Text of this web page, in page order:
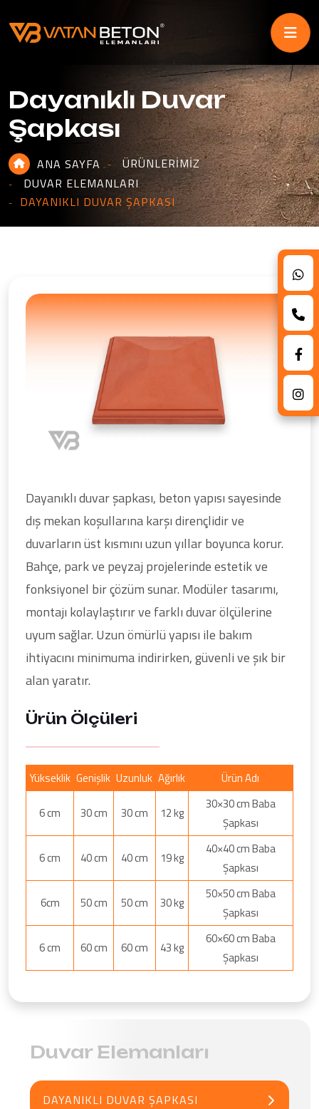
Dayanıklı Duvar
Şapkası
ANA SAYFA
ÜRÜNLERIMIZ
DUVAR ELEMANLARI
DAYANIKLI DUVAR ŞAPKASI
Dayanıklı duvar şapkası, beton yapısı sayesinde
dış mekan koşullarına karşı dirençlidir ve
duvarların üst kısmını uzun yıllar boyunca korur.
Bahçe, park ve peyzaj projelerinde estetik ve
fonksiyonel bir çözüm sunar. Modüler tasarımı,
montajı kolaylaştırır ve farklı duvar ölçülerine
uyum sağlar. Uzun ömürlü yapısı ile bakım
ihtiyacını minimuma indirirken, güvenli ve şık bir
alan yaratır.
Ürün Ölçüleri
Yükseklik Genişlik Uzunluk Ağırlık Ürün Adı
6 cm 30 cm 30 cm 12 kg
30×30 cm Baba
Şapkası
6 cm 40 cm 40 cm 19 kg
40×40 cm Baba
Şapkası
6cm 50 cm 50 cm 30 kg
50×50 cm Baba
Şapkası
6 cm 60 cm 60 cm 43 kg
60×60 cm Baba
Şapkası
Duvar Elemanları
DAYANIKLI DUVAR ŞAPKASI